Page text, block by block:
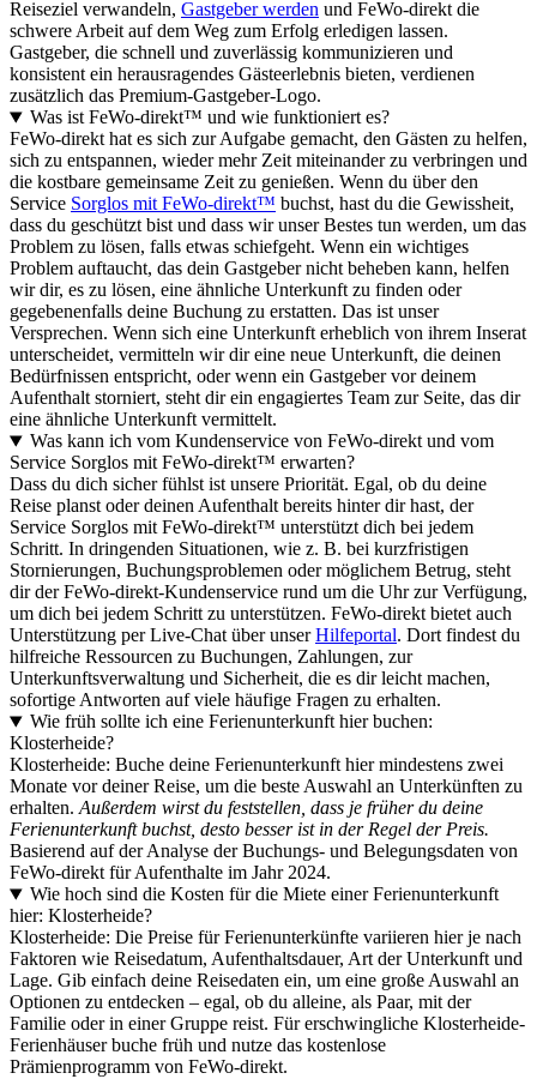
Reiseziel verwandeln, Gastgeber werden und FeWo-direkt die
schwere Arbeit auf dem Weg zum Erfolg erledigen lassen.
Gastgeber, die schnell und zuverlässig kommunizieren und
konsistent ein herausragendes Gästeerlebnis bieten, verdienen
zusätzlich das Premium-Gastgeber-Logo.
Was ist FeWo-direkt™ und wie funktioniert es?
FeWo-direkt hat es sich zur Aufgabe gemacht, den Gästen zu helfen,
sich zu entspannen, wieder mehr Zeit miteinander zu verbringen und
die kostbare gemeinsame Zeit zu genießen. Wenn du über den
Service Sorglos mit FeWo-direkt™ buchst, hast du die Gewissheit,
dass du geschützt bist und dass wir unser Bestes tun werden, um das
Problem zu lösen, falls etwas schiefgeht. Wenn ein wichtiges
Problem auftaucht, das dein Gastgeber nicht beheben kann, helfen
wir dir, es zu lösen, eine ähnliche Unterkunft zu finden oder
gegebenenfalls deine Buchung zu erstatten. Das ist unser
Versprechen. Wenn sich eine Unterkunft erheblich von ihrem Inserat
unterscheidet, vermitteln wir dir eine neue Unterkunft, die deinen
Bedürfnissen entspricht, oder wenn ein Gastgeber vor deinem
Aufenthalt storniert, steht dir ein engagiertes Team zur Seite, das dir
eine ähnliche Unterkunft vermittelt.
Was kann ich vom Kundenservice von FeWo-direkt und vom
Service Sorglos mit FeWo-direkt™ erwarten?
Dass du dich sicher fühlst ist unsere Priorität. Egal, ob du deine
Reise planst oder deinen Aufenthalt bereits hinter dir hast, der
Service Sorglos mit FeWo-direkt™ unterstützt dich bei jedem
Schritt. In dringenden Situationen, wie z. B. bei kurzfristigen
Stornierungen, Buchungsproblemen oder möglichem Betrug, steht
dir der FeWo-direkt-Kundenservice rund um die Uhr zur Verfügung,
um dich bei jedem Schritt zu unterstützen. FeWo-direkt bietet auch
Unterstützung per Live-Chat über unserHilfeportal. Dort findest du
hilfreiche Ressourcen zu Buchungen, Zahlungen, zur
Unterkunftsverwaltung und Sicherheit, die es dir leicht machen,
sofortige Antworten auf viele häufige Fragen zu erhalten.
Wie früh sollte ich eine Ferienunterkunft hier buchen:
Klosterheide?
Klosterheide: Buche deine Ferienunterkunft hier mindestens zwei
Monate vor deiner Reise, um die beste Auswahl an Unterkünften zu
erhalten. Außerdem wirst du feststellen, dass je früher du deine
Ferienunterkunft buchst, desto besser ist in der Regel der Preis.
Basierend auf der Analyse der Buchungs- und Belegungsdaten von
FeWo-direkt für Aufenthalte im Jahr 2024.
Wie hoch sind die Kosten für die Miete einer Ferienunterkunft
hier: Klosterheide?
Klosterheide: Die Preise für Ferienunterkünfte variieren hier je nach
Faktoren wie Reisedatum, Aufenthaltsdauer, Art der Unterkunft und
Lage. Gib einfach deine Reisedaten ein, um eine große Auswahl an
Optionen zu entdecken – egal, ob du alleine, als Paar, mit der
Familie oder in einer Gruppe reist. Für erschwingliche Klosterheide-
Ferienhäuser buche früh und nutze das kostenlose
Prämienprogramm von FeWo-direkt.